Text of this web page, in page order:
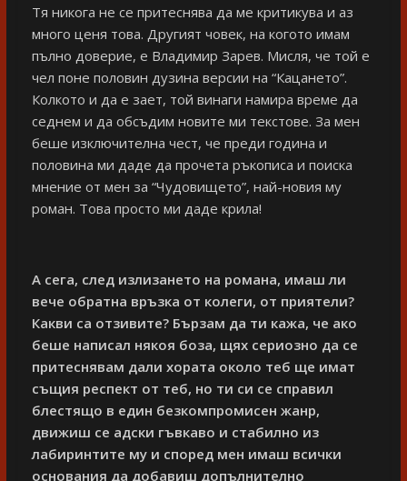
Тя никога не се притеснява да ме критикува и аз
много ценя това. Другият човек, на когото имам
пълно доверие, е Владимир Зарев. Мисля, че той е
чел поне половин дузина версии на “Кацането”.
Колкото и да е зает, той винаги намира време да
седнем и да обсъдим новите ми текстове. За мен
беше изключителна чест, че преди година и
половина ми даде да прочета ръкописа и поиска
мнение от мен за “Чудовището”, най-новия му
роман. Това просто ми даде крила!
А сега, след излизането на романа, имаш ли
вече обратна връзка от колеги, от приятели?
Какви са отзивите? Бързам да ти кажа, че ако
беше написал някоя боза, щях сериозно да се
притеснявам дали хората около теб ще имат
същия респект от теб, но ти си се справил
блестящо в един безкомпромисен жанр,
движиш се адски гъвкаво и стабилно из
лабиринтите му и според мен имаш всички
основания да добавиш допълнително